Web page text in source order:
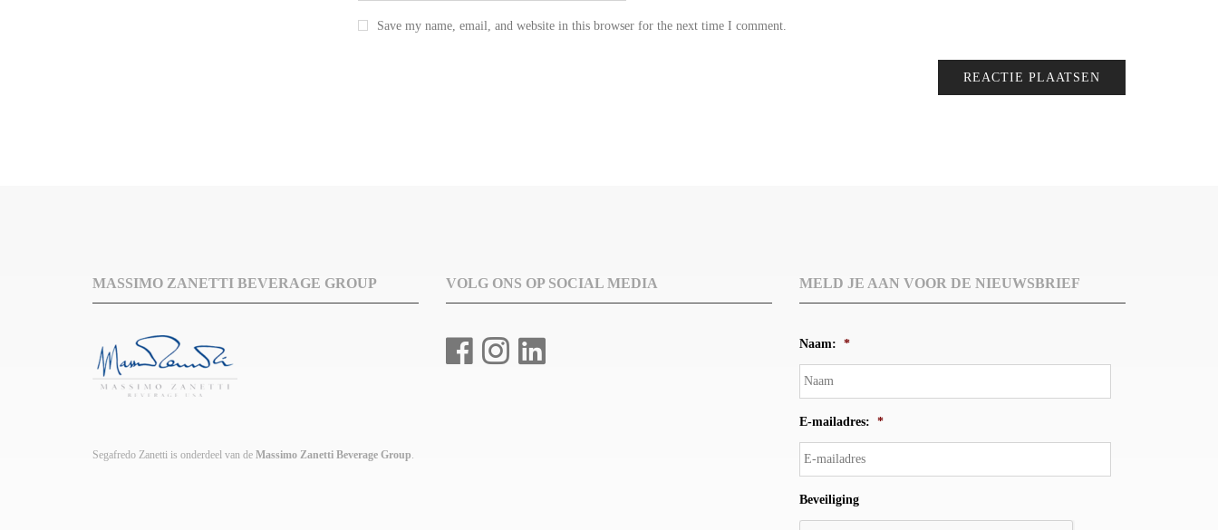
Save my name, email, and website in this browser for the next time I comment.
MASSIMO ZANETTI BEVERAGE GROUP
Segafredo Zanetti is onderdeel van de Massimo Zanetti Beverage Group.
VOLG ONS OP SOCIAL MEDIA MELD JE AAN VOOR DE NIEUWSBRIEF
Naam: *
E-mailadres: *
Beveiliging